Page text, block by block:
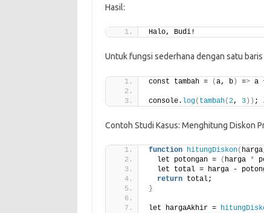
Hasil:
Halo, Budi!
Untuk fungsi sederhana dengan satu baris
const tambah = (a, b) => a
console. log( tambah(2, 3)) ;
Contoh Studi Kasus: Menghitung Diskon
function hitungDiskon(
  let potongan =
( harga *
let total = harga -
return total;
}
let hargaAkhir =